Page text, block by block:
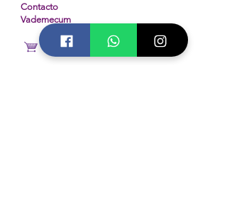
Contacto
Vademecum
Tienda Online